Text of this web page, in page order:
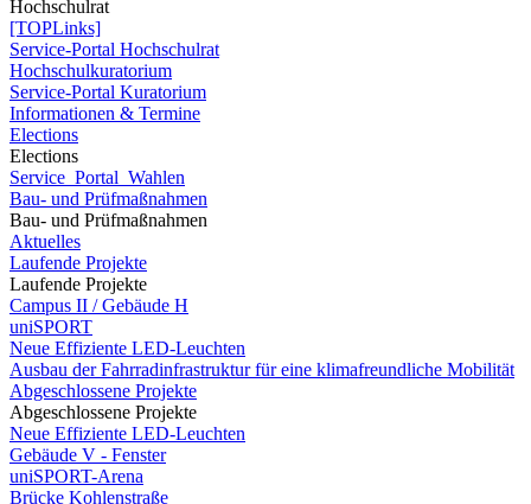
Hochschulrat
[TOPLinks]
Service-Portal Hochschulrat
Hochschulkuratorium
Service-Portal Kuratorium
Informationen & Termine
Elections
Elections
Service_Portal_Wahlen
Bau- und Prüfmaßnahmen
Bau- und Prüfmaßnahmen
Aktuelles
Laufende Projekte
Laufende Projekte
Campus II / Gebäude H
uniSPORT
Neue Effiziente LED-Leuchten
Ausbau der Fahrradinfrastruktur für eine klimafreundliche Mobilität
Abgeschlossene Projekte
Abgeschlossene Projekte
Neue Effiziente LED-Leuchten
Gebäude V - Fenster
uniSPORT-Arena
Brücke Kohlenstraße